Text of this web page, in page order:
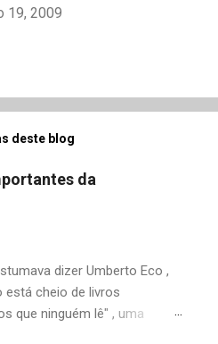
19, 2009
deste blog
da
dizer Umberto Eco ,
está cheio de livros
que ninguém lê" , uma